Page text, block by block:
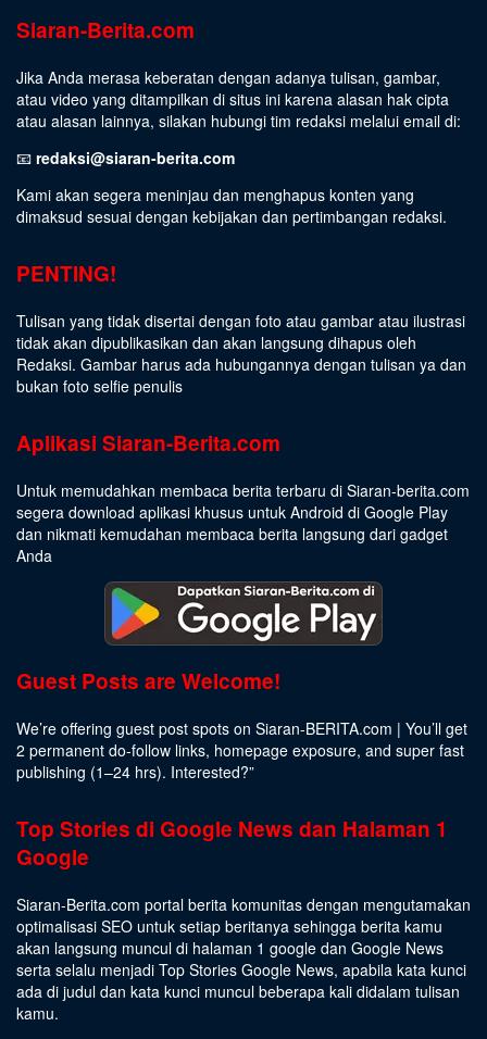
Siaran-Berita.com
Jika Anda merasa keberatan dengan adanya tulisan, gambar,
atau video yang ditampilkan di situs ini karena alasan hak cipta
atau alasan lainnya, silakan hubungi tim redaksi melalui email di:
📧 redaksi@siaran-berita.com
Kami akan segera meninjau dan menghapus konten yang
dimaksud sesuai dengan kebijakan dan pertimbangan redaksi.
PENTING!
Tulisan yang tidak disertai dengan foto atau gambar atau ilustrasi
tidak akan dipublikasikan dan akan langsung dihapus oleh
Redaksi. Gambar harus ada hubungannya dengan tulisan ya dan
bukan foto selfie penulis
Aplikasi Siaran-Berita.com
Untuk memudahkan membaca berita terbaru di Siaran-berita.com
segera download aplikasi khusus untuk Android di Google Play
dan nikmati kemudahan membaca berita langsung dari gadget
Anda
Guest Posts are Welcome!
We’re offering guest post spots on Siaran-BERITA.com | You’ll get
2 permanent do-follow links, homepage exposure, and super fast
publishing (1–24 hrs). Interested?”
Top Stories di Google News dan Halaman 1
Google
Siaran-Berita.com portal berita komunitas dengan mengutamakan
optimalisasi SEO untuk setiap beritanya sehingga berita kamu
akan langsung muncul di halaman 1 google dan Google News
serta selalu menjadi Top Stories Google News, apabila kata kunci
ada di judul dan kata kunci muncul beberapa kali didalam tulisan
kamu.